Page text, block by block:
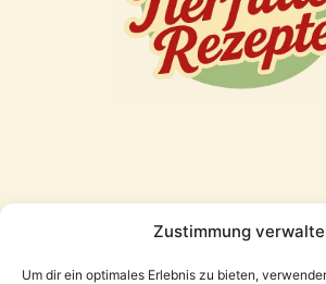
Zustimmung
Um dir ein optimales Erlebnis zu bieten,
Freunde